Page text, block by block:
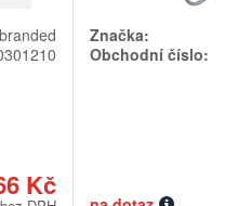
Kč
Značka:
Obchodní číslo: